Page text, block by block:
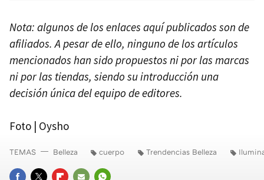
Nota: algunos de los enlaces aquí publicados son de
afiliados. A pesar de ello, ninguno de los artículos
mencionados han sido propuestos ni por las marcas
ni por las tiendas, siendo su introducción una
decisión única del equipo de editores.
Foto | Oysho
TEMAS Belleza cuerpo Trendencias Belleza